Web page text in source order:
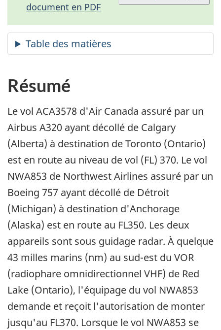
document en PDF
Résumé
Le vol ACA3578 d'Air Canada assuré par un
Airbus A320 ayant décollé de Calgary
(Alberta) à destination de Toronto (Ontario)
est en route au niveau de vol (FL) 370. Le vol
NWA853 de Northwest Airlines assuré par un
Boeing 757 ayant décollé de Détroit
(Michigan) à destination d'Anchorage
(Alaska) est en route au FL350. Les deux
appareils sont sous guidage radar. À quelque
43 milles marins (nm) au sud-est du VOR
(radiophare omnidirectionnel VHF) de Red
Lake (Ontario), l'équipage du vol NWA853
demande et reçoit l'autorisation de monter
jusqu'au FL370. Lorsque le vol NWA853 se